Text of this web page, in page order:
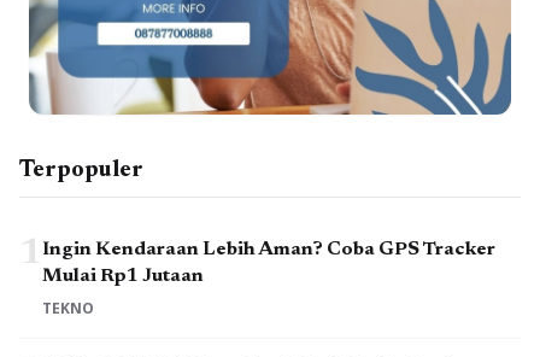
Terpopuler
1Ingin Kendaraan Lebih Aman? Coba GPS Tracker
Mulai Rp1 Jutaan
TEKNO